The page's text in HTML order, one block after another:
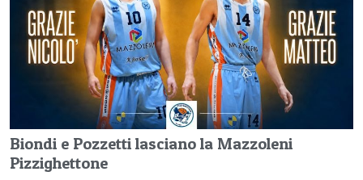
Biondi e Pozzetti lasciano la Mazzoleni
Pizzighettone